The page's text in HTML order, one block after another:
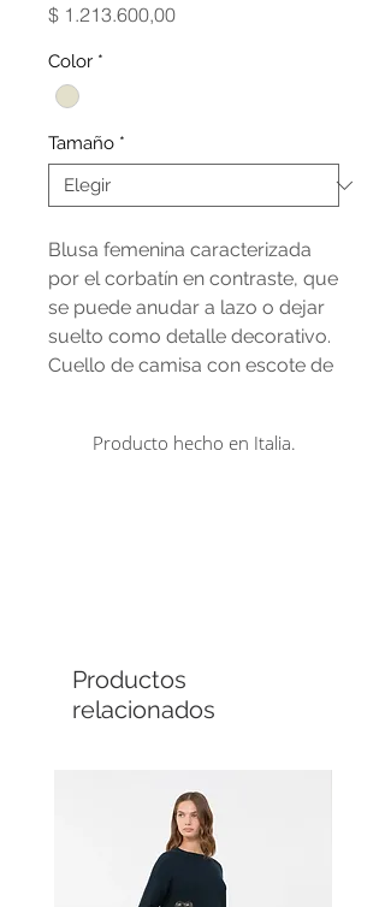
$ 1.213.600,00Precio
Color *
Tamaño *
Blusa femenina caracterizada
por el corbatín en contraste, que
se puede anudar a lazo o dejar
suelto como detalle decorativo.
Cuello de camisa con escote de
Producto hecho en Italia.
Productos
relacionados